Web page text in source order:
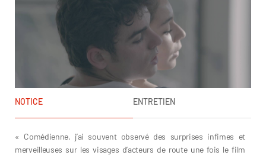
NOTICE ENTRETIEN
« Comédienne, j’ai souvent observé des surprises infimes et
merveilleuses sur les visages d’acteurs de route une fois le film